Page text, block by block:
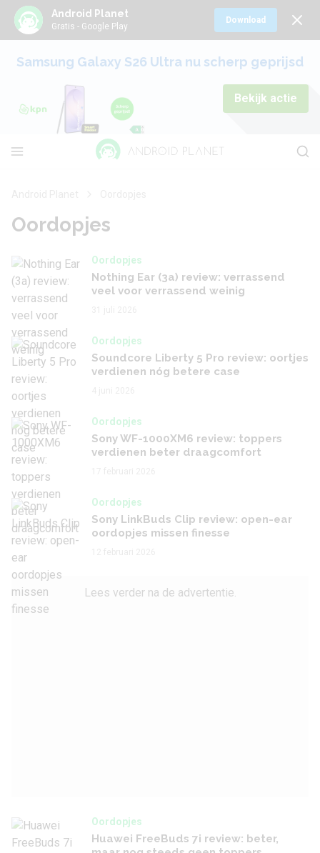
Android Planet
Gratis - Google Play
Download
Samsung Galaxy S26 Ultra nu scherp geprijsd
Bekijk actie
Oordopjes
Oordopjes
Nothing Ear (3a) review: verrassend
veel voor verrassend weinig
Oordopjes
Soundcore Liberty 5 Pro review: oortjes
verdienen nóg betere case
Oordopjes
Sony WF-1000XM6 review: toppers
verdienen beter draagcomfort
Oordopjes
Sony LinkBuds Clip review: open-ear
oordopjes missen finesse
Lees verder na de advertentie.
Oordopjes
Huawei FreeBuds 7i review: beter,